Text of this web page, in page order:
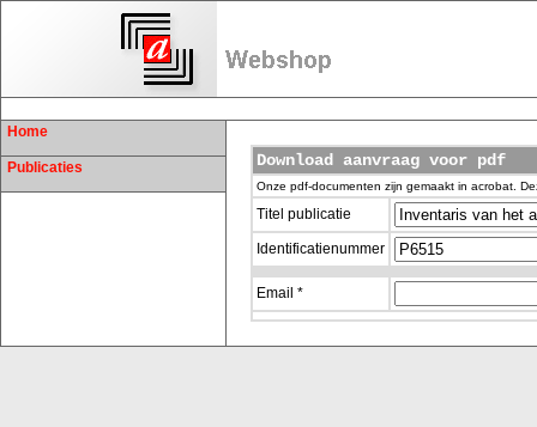
Home
Publicaties Download aanvraag voor pdf
Onze pdf-documenten zijn gemaakt in acrobat.
Titel publicatie
Identificatienummer
Email *